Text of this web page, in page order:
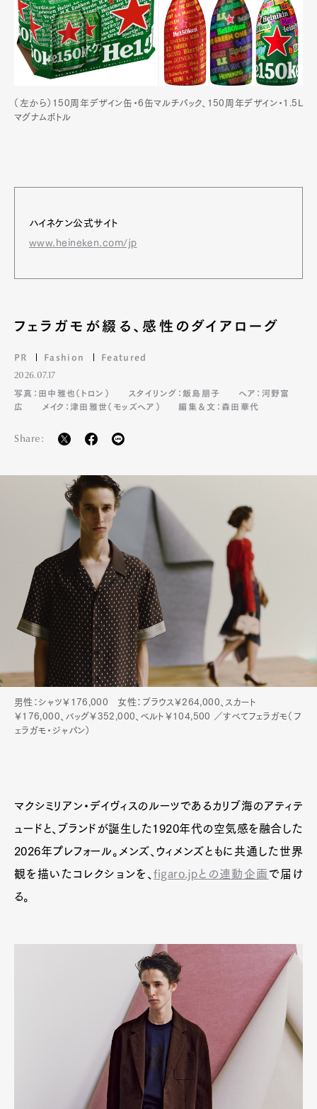
（左から）150周年デザイン缶・6缶マルチパック、150周年デザイン・1.5L
マグナムボトル
ハイネケン公式サイト
www.heineken.com/jp
フェラガモが綴る、感性のダイアローグ
PR Fashion Featured
2026.07.17
写真：田中雅也（トロン）
スタイリング：飯島朋子
ヘア：河野富
広
メイク：津田雅世（モッズヘア） 編集＆文：森田華代
Share:
男性：シャツ￥176,000 女性：ブラウス￥264,000、スカート
￥176,000、バッグ￥352,000、ベルト￥104,500 ／すべてフェラガモ（フ
ェラガモ・ジャパン）
マクシミリアン・デイヴィスのルーツであるカリブ海のアティテ
ュードと、ブランドが誕生した1920年代の空気感を融合した
2026年プレフォール。メンズ、ウィメンズともに共通した世界
観を描いたコレクションを、figaro.jpとの連動企画 で届け
る。